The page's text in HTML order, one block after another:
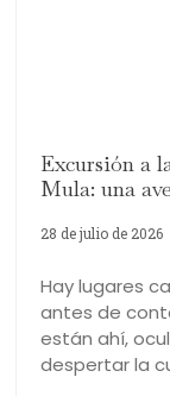
Excursión a
Mula: una
28 de julio de 2026
Hay lugares
antes de
están ahí,
despertar la